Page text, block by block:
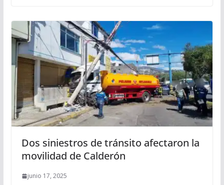
Dos siniestros de tránsito afectaron la
movilidad de Calderón
junio 17, 2025